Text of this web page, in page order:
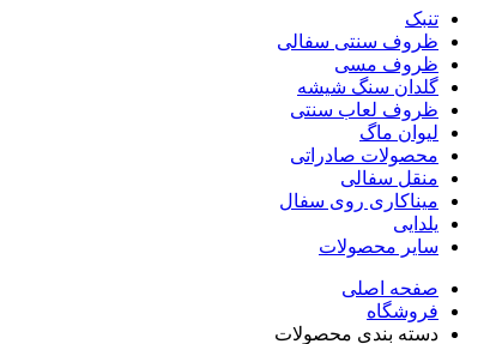
تنبک
ظروف سنتی سفالی
ظروف مسی
گلدان سنگ شیشه
ظروف لعاب سنتی
لیوان ماگ
محصولات صادراتی
منقل سفالی
میناکاری روی سفال
یلدایی
سایر محصولات
صفحه اصلی
فروشگاه
دسته بندی محصولات